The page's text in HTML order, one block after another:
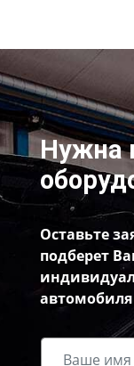
Нужна
Оставьте
подберет
автомобиля